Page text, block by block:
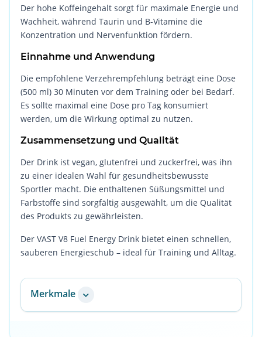
Der hohe Koffeingehalt sorgt für maximale Energie und
Wachheit, während Taurin und B-Vitamine die
Konzentration und Nervenfunktion fördern.
Einnahme und Anwendung
Die empfohlene Verzehrempfehlung beträgt eine Dose
(500 ml) 30 Minuten vor dem Training oder bei Bedarf.
Es sollte maximal eine Dose pro Tag konsumiert
werden, um die Wirkung optimal zu nutzen.
Zusammensetzung und Qualität
Der Drink ist vegan, glutenfrei und zuckerfrei, was ihn
zu einer idealen Wahl für gesundheitsbewusste
Sportler macht. Die enthaltenen Süßungsmittel und
Farbstoffe sind sorgfältig ausgewählt, um die Qualität
des Produkts zu gewährleisten.
Der VAST V8 Fuel Energy Drink bietet einen schnellen,
sauberen Energieschub – ideal für Training und Alltag.
Merkmale